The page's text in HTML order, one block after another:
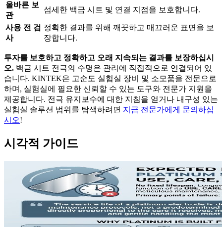
올바른 보
관
섬세한 백금 시트 및 연결 지점을 보호합니다.
사용 전 검
사
정확한 결과를 위해 깨끗하고 매끄러운 표면을 보
장합니다.
투자를 보호하고 정확하고 오래 지속되는 결과를 보장하십시
오. 백금 시트 전극의 수명은 관리에 직접적으로 연결되어 있
습니다. KINTEK은 고순도 실험실 장비 및 소모품을 전문으로
하며, 실험실에 필요한 신뢰할 수 있는 도구와 전문가 지원을
제공합니다. 전극 유지보수에 대한 지침을 얻거나 내구성 있는
실험실 솔루션 범위를 탐색하려면 지금 전문가에게 문의하십
시오!
시각적 가이드